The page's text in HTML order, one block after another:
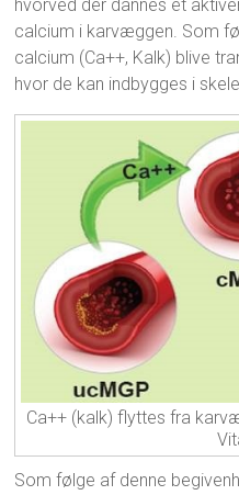
hvorved der dannes et
calcium i karvæggen. Som
calcium (Ca++, Kalk) blive
hvor de kan indbygges i
Ca++ (kalk) flyttes fra
Som følge af denne